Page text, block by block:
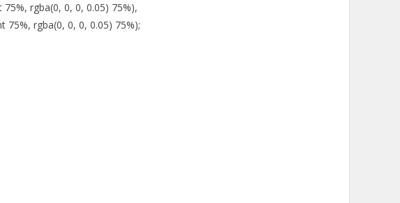
rgba(0, 0, 0, 0.05) 75%),
rgba(0, 0, 0, 0.05) 75%);